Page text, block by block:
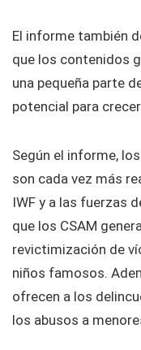
El informe también
que los contenidos
una pequeña parte
potencial para
Según el informe,
son cada vez más
IWF y a las fuerzas
que los CSAM
revictimización de
niños famosos.
ofrecen a los
los abusos a